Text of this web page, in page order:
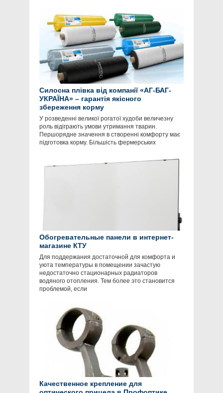
Силосна плівка від компанії «АГ-БАГ-
УКРАЇНА» – гарантія якісного
збереження корму
У розведенні великої рогатої худоби величезну
роль відіграють умови утримання тварин.
Першорядне значення в створенні комфорту має
підготовка корму. Більшість фермерських
Обогревательные панели в интернет-
магазине КТУ
Для поддержания достаточной для комфорта и
уюта температуры в помещении зачастую
недостаточно стационарных радиаторов
водяного отопления. Тем более это становится
проблемой, если
Качественное крепление для